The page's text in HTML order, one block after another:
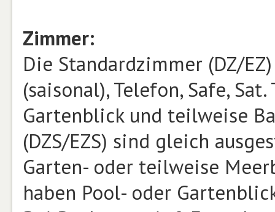
Zimmer:
Die Standardzimmer (DZ/
(saisonal), Telefon, Safe,
Gartenblick und teilweise
(DZS/EZS) sind gleich
Garten- oder teilweise
haben Pool- oder